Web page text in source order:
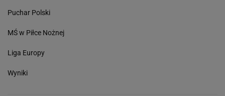
Puchar Polski
MŚ w Piłce Nożnej
Liga Europy
Wyniki